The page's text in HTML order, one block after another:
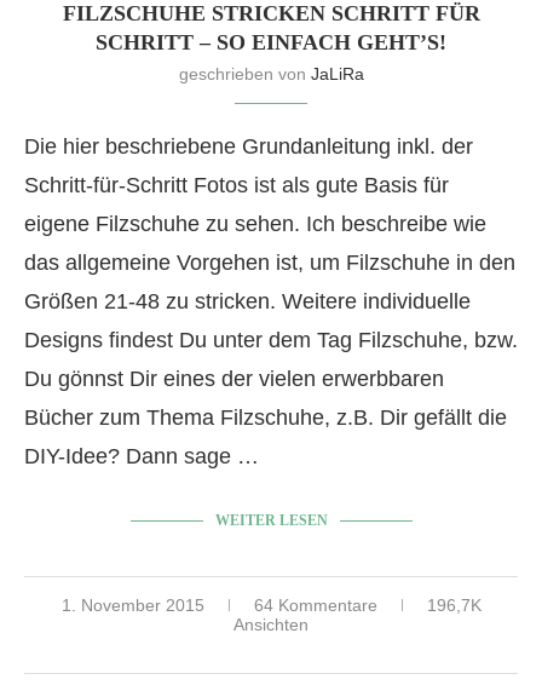
FILZSCHUHE STRICKEN SCHRITT FÜR
SCHRITT – SO EINFACH GEHT’S!
geschrieben von JaLiRa
Die hier beschriebene Grundanleitung inkl. der
Schritt-für-Schritt Fotos ist als gute Basis für
eigene Filzschuhe zu sehen. Ich beschreibe wie
das allgemeine Vorgehen ist, um Filzschuhe in den
Größen 21-48 zu stricken. Weitere individuelle
Designs findest Du unter dem Tag Filzschuhe, bzw.
Du gönnst Dir eines der vielen erwerbbaren
Bücher zum Thema Filzschuhe, z.B. Dir gefällt die
DIY-Idee? Dann sage …
WEITER LESEN
1. November 2015 64 Kommentare
196,7K
Ansichten